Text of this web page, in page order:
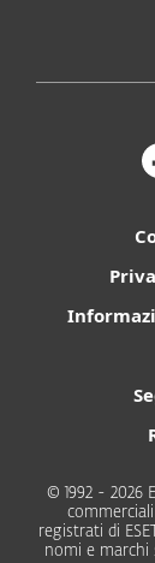
© 1992 - 2026
registrati di
nomi e marchi